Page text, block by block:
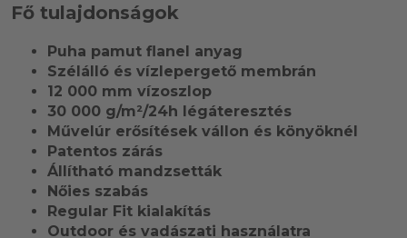
Fő tulajdonságok
Puha pamut flanel anyag
Szélálló és vízlepergető membrán
12 000 mm vízoszlop
30 000 g/m²/24h légáteresztés
Művelúr erősítések vállon és könyöknél
Patentos zárás
Állítható mandzsetták
Nőies szabás
Regular Fit kialakítás
Outdoor és vadászati használatra